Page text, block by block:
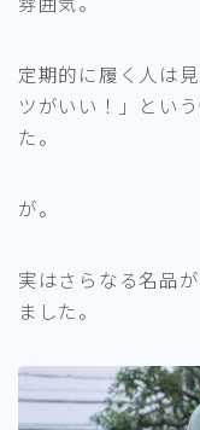
定期的に履く人は
ツがいい！」とい
た。
が。
実はさらなる名品
ました。